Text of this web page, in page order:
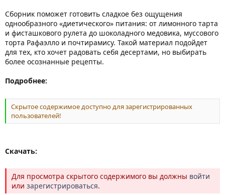
Сборник поможет готовить сладкое без ощущения
однообразного «диетического» питания: от лимонного тарта
и фисташкового рулета до шоколадного медовика, муссового
торта Рафаэлло и почтирамису. Такой материал подойдет
для тех, кто хочет радовать себя десертами, но выбирать
более осознанные рецепты.
Подробнее:
Скрытое содержимое доступно для зарегистрированных
пользователей!
Скачать:
Для просмотра скрытого содержимого вы должны войти
или зарегистрироваться.